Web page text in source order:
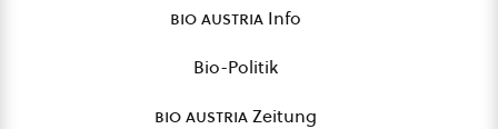
bio austria Info
Bio-Politik
bio austriaZeitung